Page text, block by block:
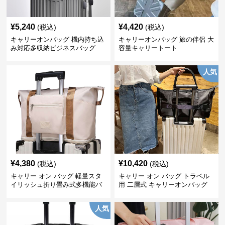
¥5,240 (税込)
キャリーオンバッグ 機内持ち込
み対応多収納ビジネスバッグ
¥4,420 (税込)
キャリーオンバッグ 旅の伴侶 大
容量キャリートート
¥4,380 (税込)
キャリー オン バッグ 軽量スタ
イリッシュ折り畳み式多機能バ
人気
¥10,420 (税込)
キャリー オン バッグ トラベル
用 二層式 キャリーオンバッグ
人気